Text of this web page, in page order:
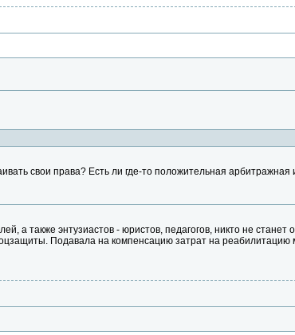
свои права? Есть ли где-то положительная арбитражная
а также энтузиастов - юристов, педагогов, никто не станет
Подавала на компенсацию затрат на реабилитацию